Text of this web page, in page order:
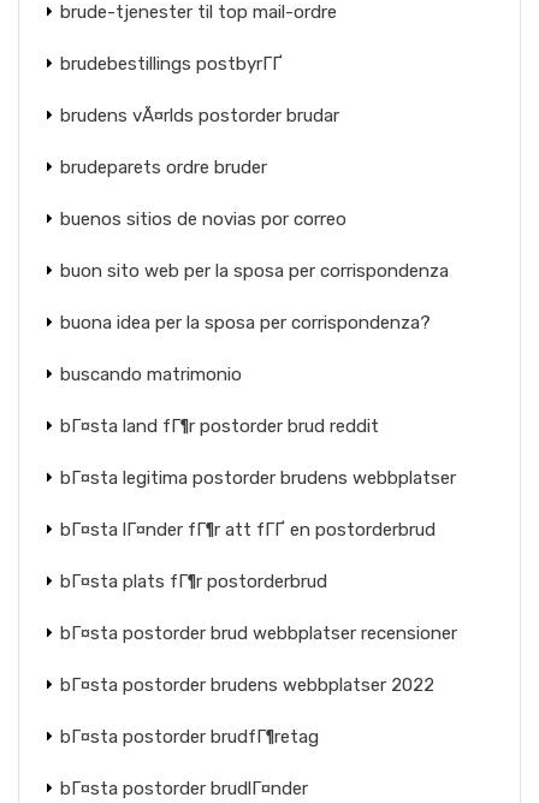
brude-tjenester til top mail-ordre
brudebestillings postbyrГҐ
brudens vÃ¤rlds postorder brudar
brudeparets ordre bruder
buenos sitios de novias por correo
buon sito web per la sposa per corrispondenza
buona idea per la sposa per corrispondenza?
buscando matrimonio
bГ¤sta land fГ¶r postorder brud reddit
bГ¤sta legitima postorder brudens webbplatser
bГ¤sta lГ¤nder fГ¶r att fГҐ en postorderbrud
bГ¤sta plats fГ¶r postorderbrud
bГ¤sta postorder brud webbplatser recensioner
bГ¤sta postorder brudens webbplatser 2022
bГ¤sta postorder brudfГ¶retag
bГ¤sta postorder brudlГ¤nder